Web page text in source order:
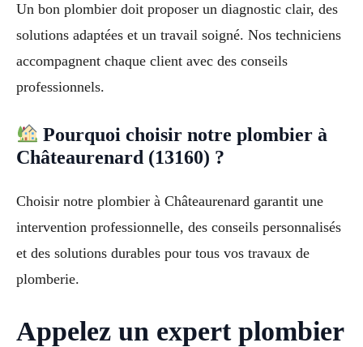
Un bon plombier doit proposer un diagnostic clair, des
solutions adaptées et un travail soigné. Nos techniciens
accompagnent chaque client avec des conseils
professionnels.
Pourquoi choisir notre plombier à
Châteaurenard (13160) ?
Choisir notre plombier à Châteaurenard garantit une
intervention professionnelle, des conseils personnalisés
et des solutions durables pour tous vos travaux de
plomberie.
Appelez un expert plombier